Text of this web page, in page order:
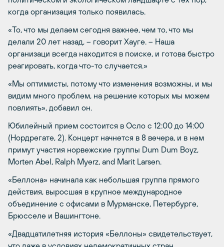
когда организация только появилась.
«То, что мы делаем сегодня важнее, чем то, что мы
делали 20 лет назад, – говорит Хауге. – Наша
организаци всегда находится в поиске, и готова быстро
реагировать, когда что-то случается.»
«Мы оптимисты, потому что изменения возможны, и мы
видим много проблем, на решение которых мы можем
повлиять», добавил он.
Юбилейный прием состоится в Осло с 12:00 до 14:00
(Нордрегате, 2). Концерт начнется в 8 вечера, и в нем
примут участия норвежские группы Dum Dum Boyz,
Morten Abel, Ralph Myerz, and Marit Larsen.
«Беллона» начинала как небольшая группа прямого
действия, выросшая в крупное международное
объединение с офисами в Мурманске, Петербурге,
Брюсселе и Вашингтоне.
«Двадцатилетняя история «Беллоны» свидетельствует,